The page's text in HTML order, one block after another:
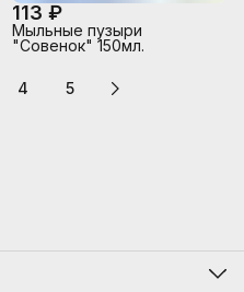
113 ₽
Мыльные пузыри
"Совенок" 150мл.
4 5